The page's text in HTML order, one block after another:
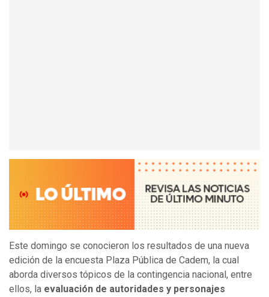
Este domingo se conocieron los resultados de una nueva
edición de la encuesta Plaza Pública de Cadem, la cual
aborda diversos tópicos de la contingencia nacional, entre
ellos, la evaluación de autoridades y personajes